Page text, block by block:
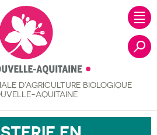
D’AGRICULTURE BIOLOGIQUE
AQUITAINE